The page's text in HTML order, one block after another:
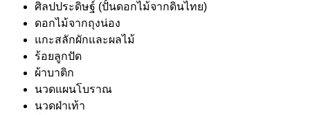
ศิลปประดิษฐ์ (ปั้นดอกไม้จากดินไทย)
ดอกไม้จากถุงน่อง
แกะสลักผักและผลไม้
ร้อยลูกปัด
ผ้าบาติก
นวดแผนโบราณ
นวดฝ่าเท้า